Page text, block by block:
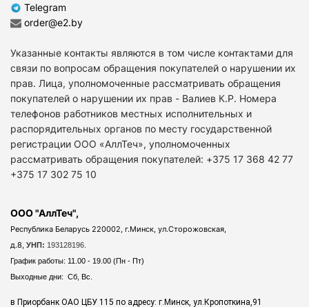
Telegram
order@e2.by
Указанные контакты являются в том числе контактами для
связи по вопросам обращения покупателей о нарушении их
прав. Лица, уполномоченные рассматривать обращения
покупателей о нарушении их прав - Валиев К.Р. Номера
телефонов работников местных исполнительных и
распорядительных органов по месту государственной
регистрации ООО «АллТеч», уполномоченных
рассматривать обращения покупателей: +375 17 368 42 77
+375 17 302 75 10
ООО "АллТеч",
Республика Беларусь 220002, г.Минск, ул.Сторожовская,
д.8, УНП: 193128196.
График работы: 11.00 - 19.00 (Пн - Пт)
Выходные дни: Сб, Вс.
в Приорбанк ОАО ЦБУ 115 по адресу: г.Минск, ул.Кропоткина,91